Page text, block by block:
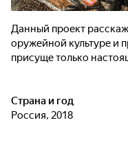
Данный проект
оружейной культуре и
присуще только
Страна и год
Россия, 2018